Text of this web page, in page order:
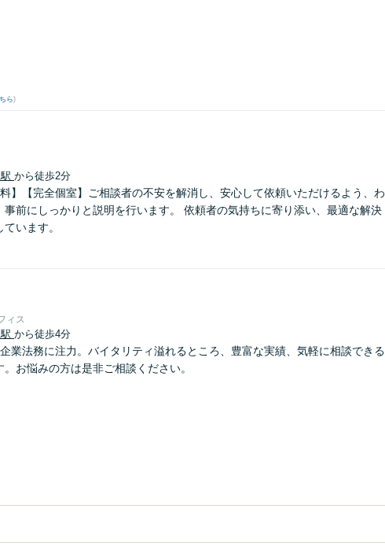
ら)
から徒歩2分
】【完全個室】ご相談者の不安を解消し、安心して依頼いただけるよう、わ
前にしっかりと説明を行います。 依頼者の気持ちに寄り添い、最適な解決
います。
ィス
から徒歩4分
業法務に注力。バイタリティ溢れるところ、豊富な実績、気軽に相談できる
お悩みの方は是非ご相談ください。